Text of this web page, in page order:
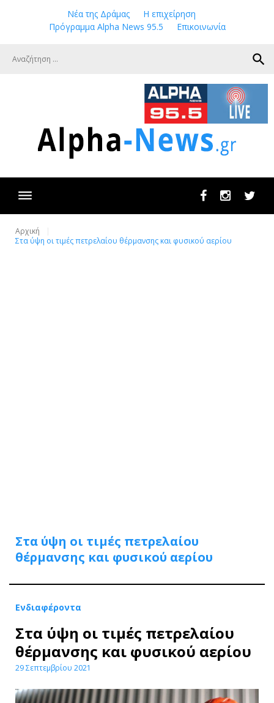
Νέα της Δράμας
Η επιχείρηση
Πρόγραμμα Alpha News 95.5
Επικοινωνία
search
FacebookInstagram
Αρχική
Στα ύψη οι τιμές πετρελαίου θέρμανσης και φυσικού αερίου
Στα ύψη οι τιμές πετρελαίου
θέρμανσης και φυσικού αερίου
Ενδιαφέροντα
Στα ύψη οι τιμές πετρελαίου
θέρμανσης και φυσικού αερίου
29 Σεπτεμβρίου 2021